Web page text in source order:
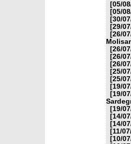
[05/
[05/
[30/
[29/
[26/
[26/
[26/
[26/
[25/
[25/
[19/
[19/
[19/
[14/
[14/
[11/
[10/